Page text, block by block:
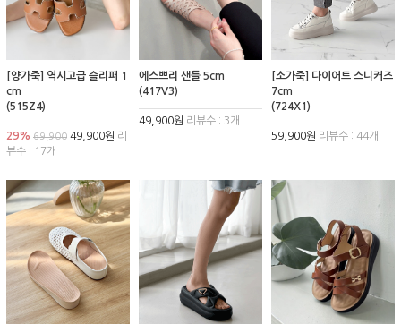
[양가죽] 역시고급 슬리퍼 1
cm
(515Z4)
29% 69,900 49,900원 리
뷰수 : 17개
에스쁘리 샌들 5cm
(417V3)
49,900원 리뷰수 : 3개
[소가죽] 다이어트 스니커즈
7cm
(724X1)
59,900원 리뷰수 : 44개